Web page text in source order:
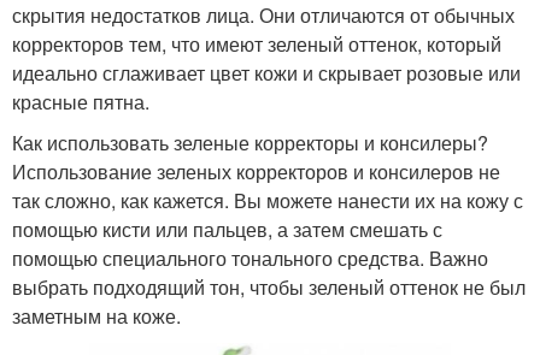
скрытия недостатков лица. Они отличаются от обычных
корректоров тем, что имеют зеленый оттенок, который
идеально сглаживает цвет кожи и скрывает розовые или
красные пятна.
Как использовать зеленые корректоры и консилеры?
Использование зеленых корректоров и консилеров не
так сложно, как кажется. Вы можете нанести их на кожу с
помощью кисти или пальцев, а затем смешать с
помощью специального тонального средства. Важно
выбрать подходящий тон, чтобы зеленый оттенок не был
заметным на коже.